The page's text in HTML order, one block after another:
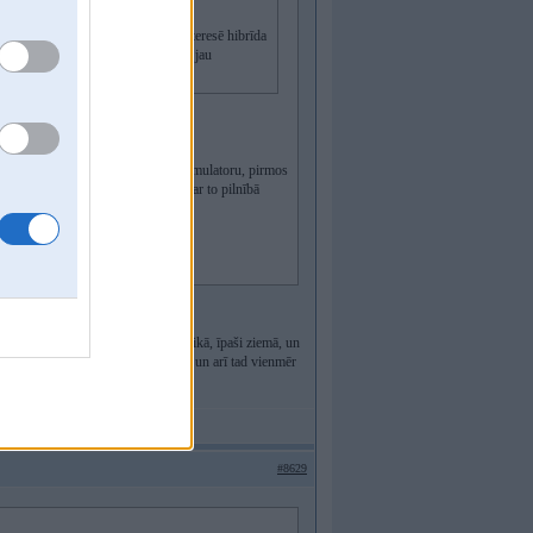
teikt par uzticamību, īpaši interesē hibrīda
par 25 000 €, ja Noliktaavē var jau
būs nosēdies. tas ar normālu akumulatoru, pirmos
bagāžniekā stāv boosteris - ar to pilnībā
mierīgi izlādēties pāris dienu laikā, īpaši ziemā, un
problēmas ar imobilaizatoru, un arī tad vienmēr
#8629